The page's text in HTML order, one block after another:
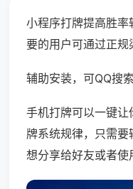
小程序打牌提高胜率
要的用户可通过正规
辅助安装，可QQ搜
手机打牌可以一键让
牌系统规律，只需
想分享给好友或者使